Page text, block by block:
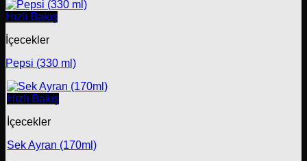
Hızlı Bakış
İçecekler
Pepsi (330 ml)
Hızlı Bakış
İçecekler
Sek Ayran (170ml)